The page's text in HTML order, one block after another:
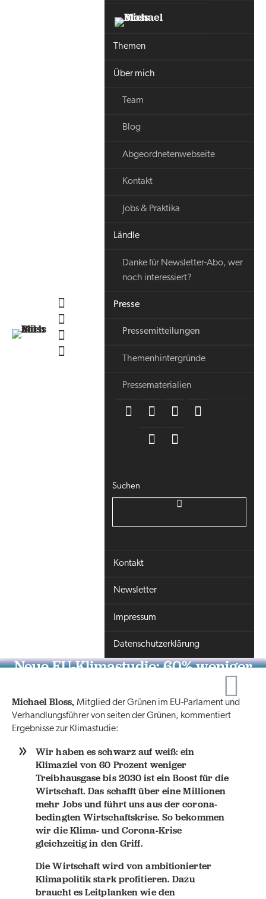
Themen
Über mich
Team
Blog
Abgeordnetenwebseite
Kontakt
Jobs & Praktika
Ländle
Danke für Newsletter-Abo, wer
noch interessiert?
Presse
Pressemitteilungen
Themenhintergründe
Pressematerialien
Suchen
Kontakt
Newsletter
Impressum
Datenschutzerklärung
Neue EU-Klimastudie: 60% weniger
Wirtschaft
Michael Bloss, Mitglied der Grünen im EU-Parlament und
Verhandlungsführer von seiten der Grünen, kommentiert
Ergebnisse zur Klimastudie:
Wir haben es schwarz auf weiß: ein
Klimaziel von 60 Prozent weniger
Treibhausgase bis 2030 ist ein Boost für die
Wirtschaft. Das schafft über eine Millionen
mehr Jobs und führt uns aus der corona-
bedingten Wirtschaftskrise. So bekommen
wir die Klima- und Corona-Krise
gleichzeitig in den Griff.
Die Wirtschaft wird von ambitionierter
Klimapolitik stark profitieren. Dazu
braucht es Leitplanken wie den